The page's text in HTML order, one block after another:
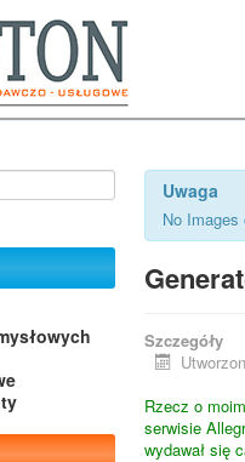
Uwaga
No Images
Szczegóły
Rzecz o
serwisie
wydawał się